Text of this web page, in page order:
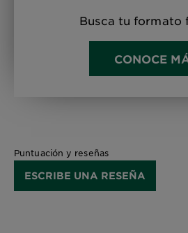
Busca tu formato
CONOCE
Puntuación y reseñas
ESCRIBE UNA RESEÑA